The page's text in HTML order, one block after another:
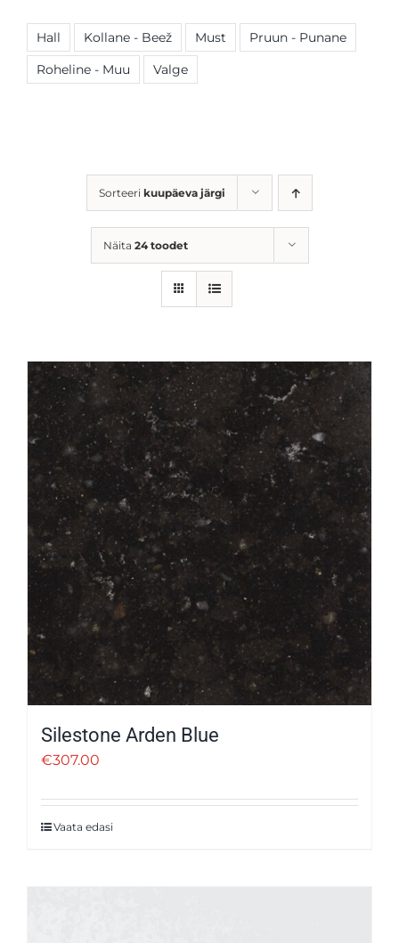
Sorteeri kuupäeva järgi
Näita 24 toodet
Silestone Arden Blue
€307.00
Vaata edasi
Hall Kollane - Beež Must
Pruun - Punane
Roheline - Muu
Valge